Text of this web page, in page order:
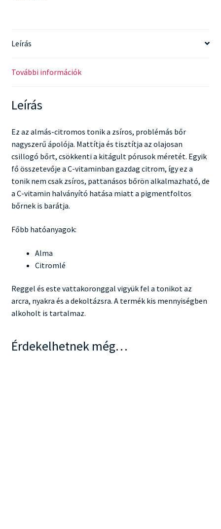
Leírás
További információk
Leírás
Ez az almás-citromos tonik a zsíros, problémás bőr
nagyszerű ápolója. Mattítja és tisztítja az olajosan
csillogó bőrt, csökkenti a kitágult pórusok méretét. Egyik
fő összetevője a C-vitaminban gazdag citrom, így ez a
tonik nem csak zsíros, pattanásos bőrön alkalmazható, de
a C-vitamin halványító hatása miatt a pigmentfoltos
bőrnek is barátja.
Főbb hatóanyagok:
Alma
Citromlé
Reggel és este vattakoronggal vigyük fel a tonikot az
arcra, nyakra és a dekoltázsra. A termék kis mennyiségben
alkoholt is tartalmaz.
Érdekelhetnek még…